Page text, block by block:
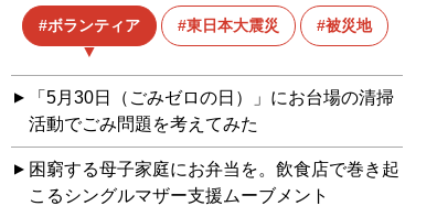
ボランティア 東日本大震災 被災地
「5月30日（ごみゼロの日）」にお台場の清掃
活動でごみ問題を考えてみた
困窮する母子家庭にお弁当を。飲食店で巻き起
こるシングルマザー支援ムーブメント